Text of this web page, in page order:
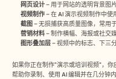
网页设计 – 用于网站的透明背景图片
视频制作 – 在 AI 演示视频制作中使
截图 – 无损捕获高质量图像，常用
营销材料 – 制作横幅、海报或社交
图形叠加层 – 视频中的标志、下三
如果你正在制作“演示或培训视频”，你
帮助你录制、使用 AI 编辑并在几分钟内